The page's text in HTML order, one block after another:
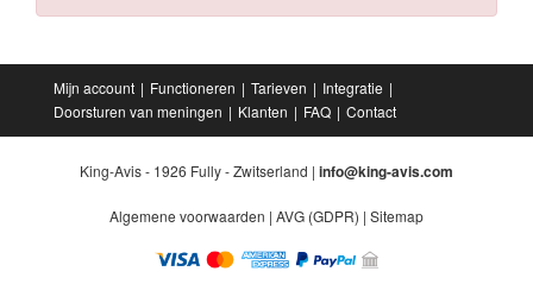
Mijn account Functioneren Tarieven
Integratie
Doorsturen van meningen
Klanten FAQ Contact
King-Avis - 1926 Fully - Zwitserland | info@king-avis.com
Algemene voorwaarden | AVG (GDPR) | Sitemap